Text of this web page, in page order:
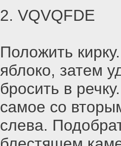
2. VQVQFDE
Положить
яблоко, затем
бросить в
самое со
слева.